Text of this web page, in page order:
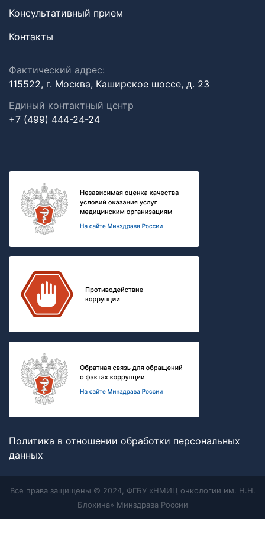
Консультативный прием
Контакты
Фактический адрес:
115522, г. Москва, Каширское шоссе, д. 23
Единый контактный центр
+7 (499) 444-24-24
Политика в отношении обработки персональных
данных
Все права защищены © 2024, ФГБУ «НМИЦ онкологии им. Н.Н.
Блохина» Минздрава России